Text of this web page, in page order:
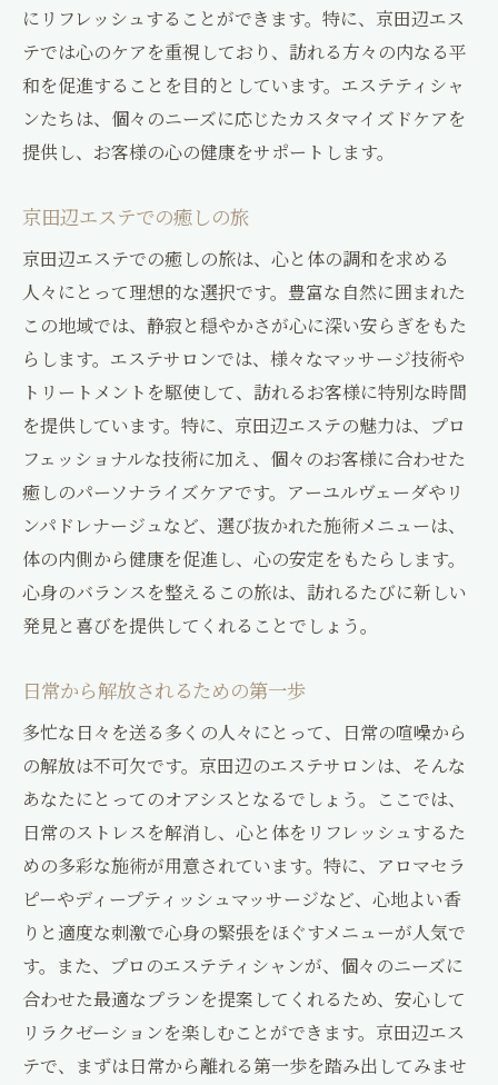
京田辺エステの人気メニュー心と体のバランス
を整える秘訣
心と体のバランスを取る人気の施術
京田辺エステでのおすすめメニュー
エステでの心と体の調和を追求
人気メニューで得られる癒しの効果
心身を整えるためのエステの秘訣
自然に囲まれた京田辺エステで心と体をリセッ
ト
自然の中で体験するエステの魅力
心と体をリセットするための自然派エステ
京田辺の自然がもたらす癒しの効果
心身をリフレッシュさせるエステ体験
自然に囲まれた環境での究極の癒し
エステで心と体を自然に委ねる
京田辺エステの魅力心地よいマッサージで日々
心地よいマッサージで癒される理由
京田辺エステのマッサージメニュー
日常の疲れを癒す心地よいひととき
心身を癒すための心地よい施術
疲れを癒すためのマッサージの魅力
エステでの心地よい体験を提供
アロマテラピーと京田辺エステの融合心身に届
アロマテラピーがもたらすリフレッシュ効
果
京田辺エステでのアロマテラピー体験
にリフレッシュすることができます。特に、京田辺エス
テでは心のケアを重視しており、訪れる方々の内なる平
和を促進することを目的としています。エステティシャ
ンたちは、個々のニーズに応じたカスタマイズドケアを
提供し、お客様の心の健康をサポートします。
京田辺エステでの癒しの旅
京田辺エステでの癒しの旅は、心と体の調和を求める
人々にとって理想的な選択です。豊富な自然に囲まれた
この地域では、静寂と穏やかさが心に深い安らぎをもた
らします。エステサロンでは、様々なマッサージ技術や
トリートメントを駆使して、訪れるお客様に特別な時間
を提供しています。特に、京田辺エステの魅力は、プロ
フェッショナルな技術に加え、個々のお客様に合わせた
癒しのパーソナライズケアです。アーユルヴェーダやリ
ンパドレナージュなど、選び抜かれた施術メニューは、
体の内側から健康を促進し、心の安定をもたらします。
心身のバランスを整えるこの旅は、訪れるたびに新しい
発見と喜びを提供してくれることでしょう。
日常から解放されるための第一歩
多忙な日々を送る多くの人々にとって、日常の喧噪から
の解放は不可欠です。京田辺のエステサロンは、そんな
あなたにとってのオアシスとなるでしょう。ここでは、
日常のストレスを解消し、心と体をリフレッシュするた
めの多彩な施術が用意されています。特に、アロマセラ
ピーやディープティッシュマッサージなど、心地よい香
りと適度な刺激で心身の緊張をほぐすメニューが人気で
す。また、プロのエステティシャンが、個々のニーズに
合わせた最適なプランを提案してくれるため、安心して
リラクゼーションを楽しむことができます。京田辺エス
テで、まずは日常から離れる第一歩を踏み出してみませ